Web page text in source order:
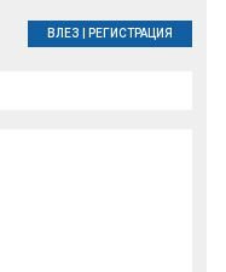
ВЛЕЗ РЕГИСТРАЦИЯ